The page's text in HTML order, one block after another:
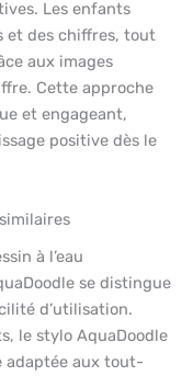
Les enfants
et des chiffres, tout
aux images
Cette approche
et engageant,
positive dès le
à l’eau
se distingue
d’utilisation.
le stylo AquaDoodle
adaptée aux tout-